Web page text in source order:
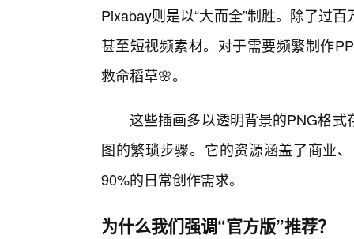
Pixabay则是以“大而全”制胜。除了过
甚至短视频素材。对于需要频繁制作
救命稻草🌸。
这些插画多以透明背景的PNG格
图的繁琐步骤。它的资源涵盖了商业
90%的日常创作需求。
为什么我们强调“官方版”推荐？